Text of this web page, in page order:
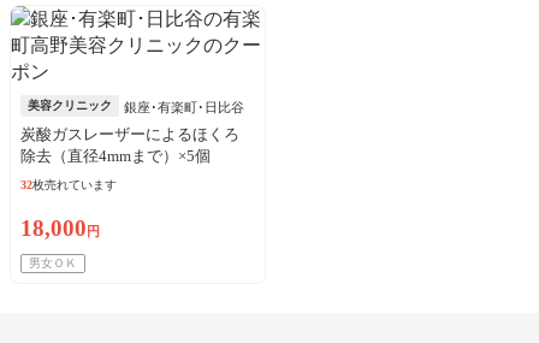
美容クリニック 銀座･有楽町･日比谷
炭酸ガスレーザーによるほくろ
除去（直径4mmまで）×5個
32枚売れています
18,000 円
男女ＯＫ